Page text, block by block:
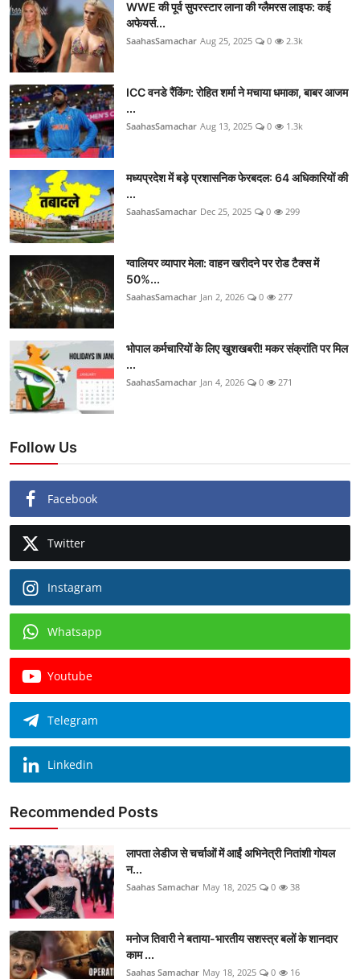
WWE की पूर्व सुपरस्टार लाना की ग्लैमरस लाइफ: कई
अफेयर्स...
SaahasSamachar Aug 25, 2025 0 2.3k
ICC वनडे रैंकिंग: रोहित शर्मा ने मचाया धमाका, बाबर आजम
...
SaahasSamachar Aug 13, 2025 0 1.3k
मध्यप्रदेश में बड़े प्रशासनिक फेरबदल: 64 अधिकारियों की
...
SaahasSamachar Dec 25, 2025 0 299
ग्वालियर व्यापार मेला: वाहन खरीदने पर रोड टैक्स में
50%...
SaahasSamachar Jan 2, 2026 0 277
भोपाल कर्मचारियों के लिए खुशखबरी! मकर संक्रांति पर मिल
...
SaahasSamachar Jan 4, 2026 0 271
Follow Us
Facebook
Twitter
Instagram
Whatsapp
Youtube
Telegram
Linkedin
Recommended Posts
लापता लेडीज से चर्चाओं में आईं अभिनेत्री नितांशी गोयल
न...
Saahas Samachar May 18, 2025 0 38
मनोज तिवारी ने बताया-भारतीय सशस्त्र बलों के शानदार
काम ...
Saahas Samachar May 18, 2025 0 16